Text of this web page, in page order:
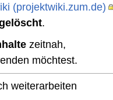
(projektwiki.zum.de)
.
zeitnah,
möchtest.
weiterarbeiten